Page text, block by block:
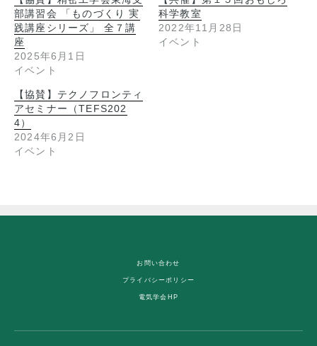
部講習会 「ものづくり 実
践講座シリーズ」 全７講
座
2025年6月1日
イベント
科学教室
2022年11月28日
イベント
【協賛】テクノフロンティ
アセミナー（TEFS202
4）
2024年6月2日
イベント
お問い合わせ
プライバシーポリシー
電気学会HP